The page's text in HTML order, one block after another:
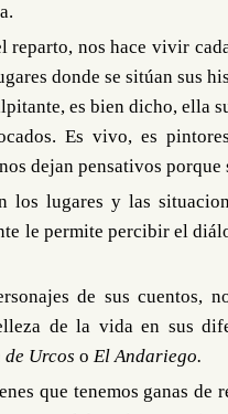
reparto, nos hace vivir
donde se sitúan sus
es bien dicho, ella
Es vivo, es
dejan pensativos porque
los lugares y las
le permite percibir el
de sus cuentos,
de la vida en sus
Urcos o El Andariego.
que tenemos ganas de